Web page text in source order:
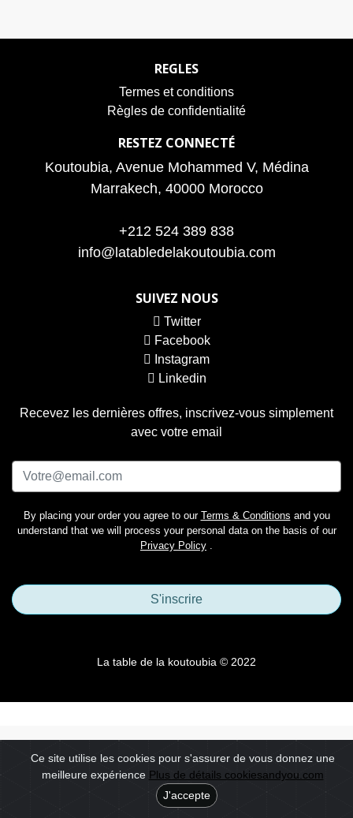
REGLES
Termes et conditions
Règles de confidentialité
RESTEZ CONNECTÉ
Koutoubia, Avenue Mohammed V, Médina
Marrakech, 40000 Morocco
+212 524 389 838
info@latabledelakoutoubia.com
SUIVEZ NOUS
Twitter
Facebook
Instagram
Linkedin
Recevez les dernières offres, inscrivez-vous simplement
avec votre email
By placing your order you agree to our Terms & Conditions and you
understand that we will process your personal data on the basis of our
Privacy Policy .
S'inscrire
La table de la koutoubia © 2022
Ce site utilise les cookies pour s'assurer de vous donnez une
meilleure expérience Plus de détails cookiesandyou.com
J'accepte